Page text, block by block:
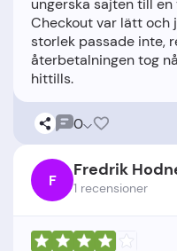
ungerska sajten till
Checkout var lätt och
storlek passade inte,
återbetalningen tog
0
F Fredrik
1 recensioner